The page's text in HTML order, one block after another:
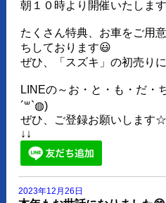
朝１０時より開催いたします
たくさん特典、お車をご用
ちしております😃
ぜひ、「スズキ」の初売り
LINEの～お・と・も・だ・
´꒳`◍)
ぜひ、ご登録お願いします☆
↓↓
2023年12月26日